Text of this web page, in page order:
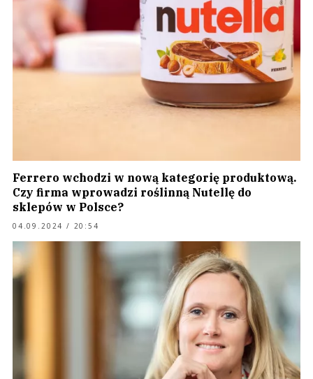
Ferrero wchodzi w nową kategorię produktową.
Czy firma wprowadzi roślinną Nutellę do
sklepów w Polsce?
04.09.2024 / 20:54